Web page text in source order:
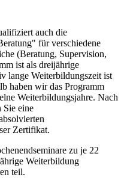
auch die
für verschiedene
(Beratung, Supervision,
ist als dreijährige
lange Weiterbildungszeit ist
haben wir das Programm
Weiterbildungsjahre. Nach
Sie eine
Zertifikat.
zu je 22
Weiterbildung
teil.